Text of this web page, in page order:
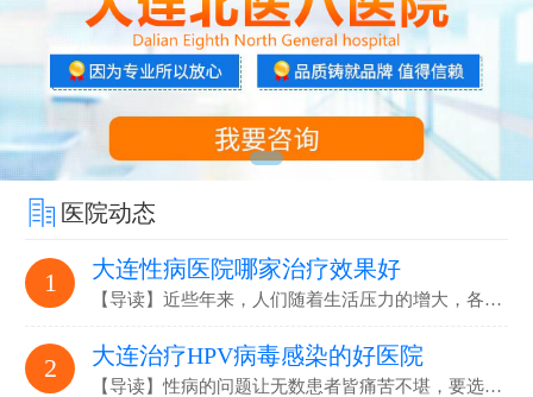
医院动态
1 大连性病医院哪家治疗效果好
【导读】近些年来，人们随着生活压力的增大，各…
2 大连治疗HPV病毒感染的好医院
【导读】性病的问题让无数患者皆痛苦不堪，要选…